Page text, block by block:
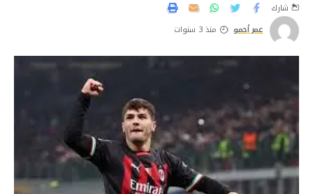
عمر أحمو منذ 3 سنوات
شارك